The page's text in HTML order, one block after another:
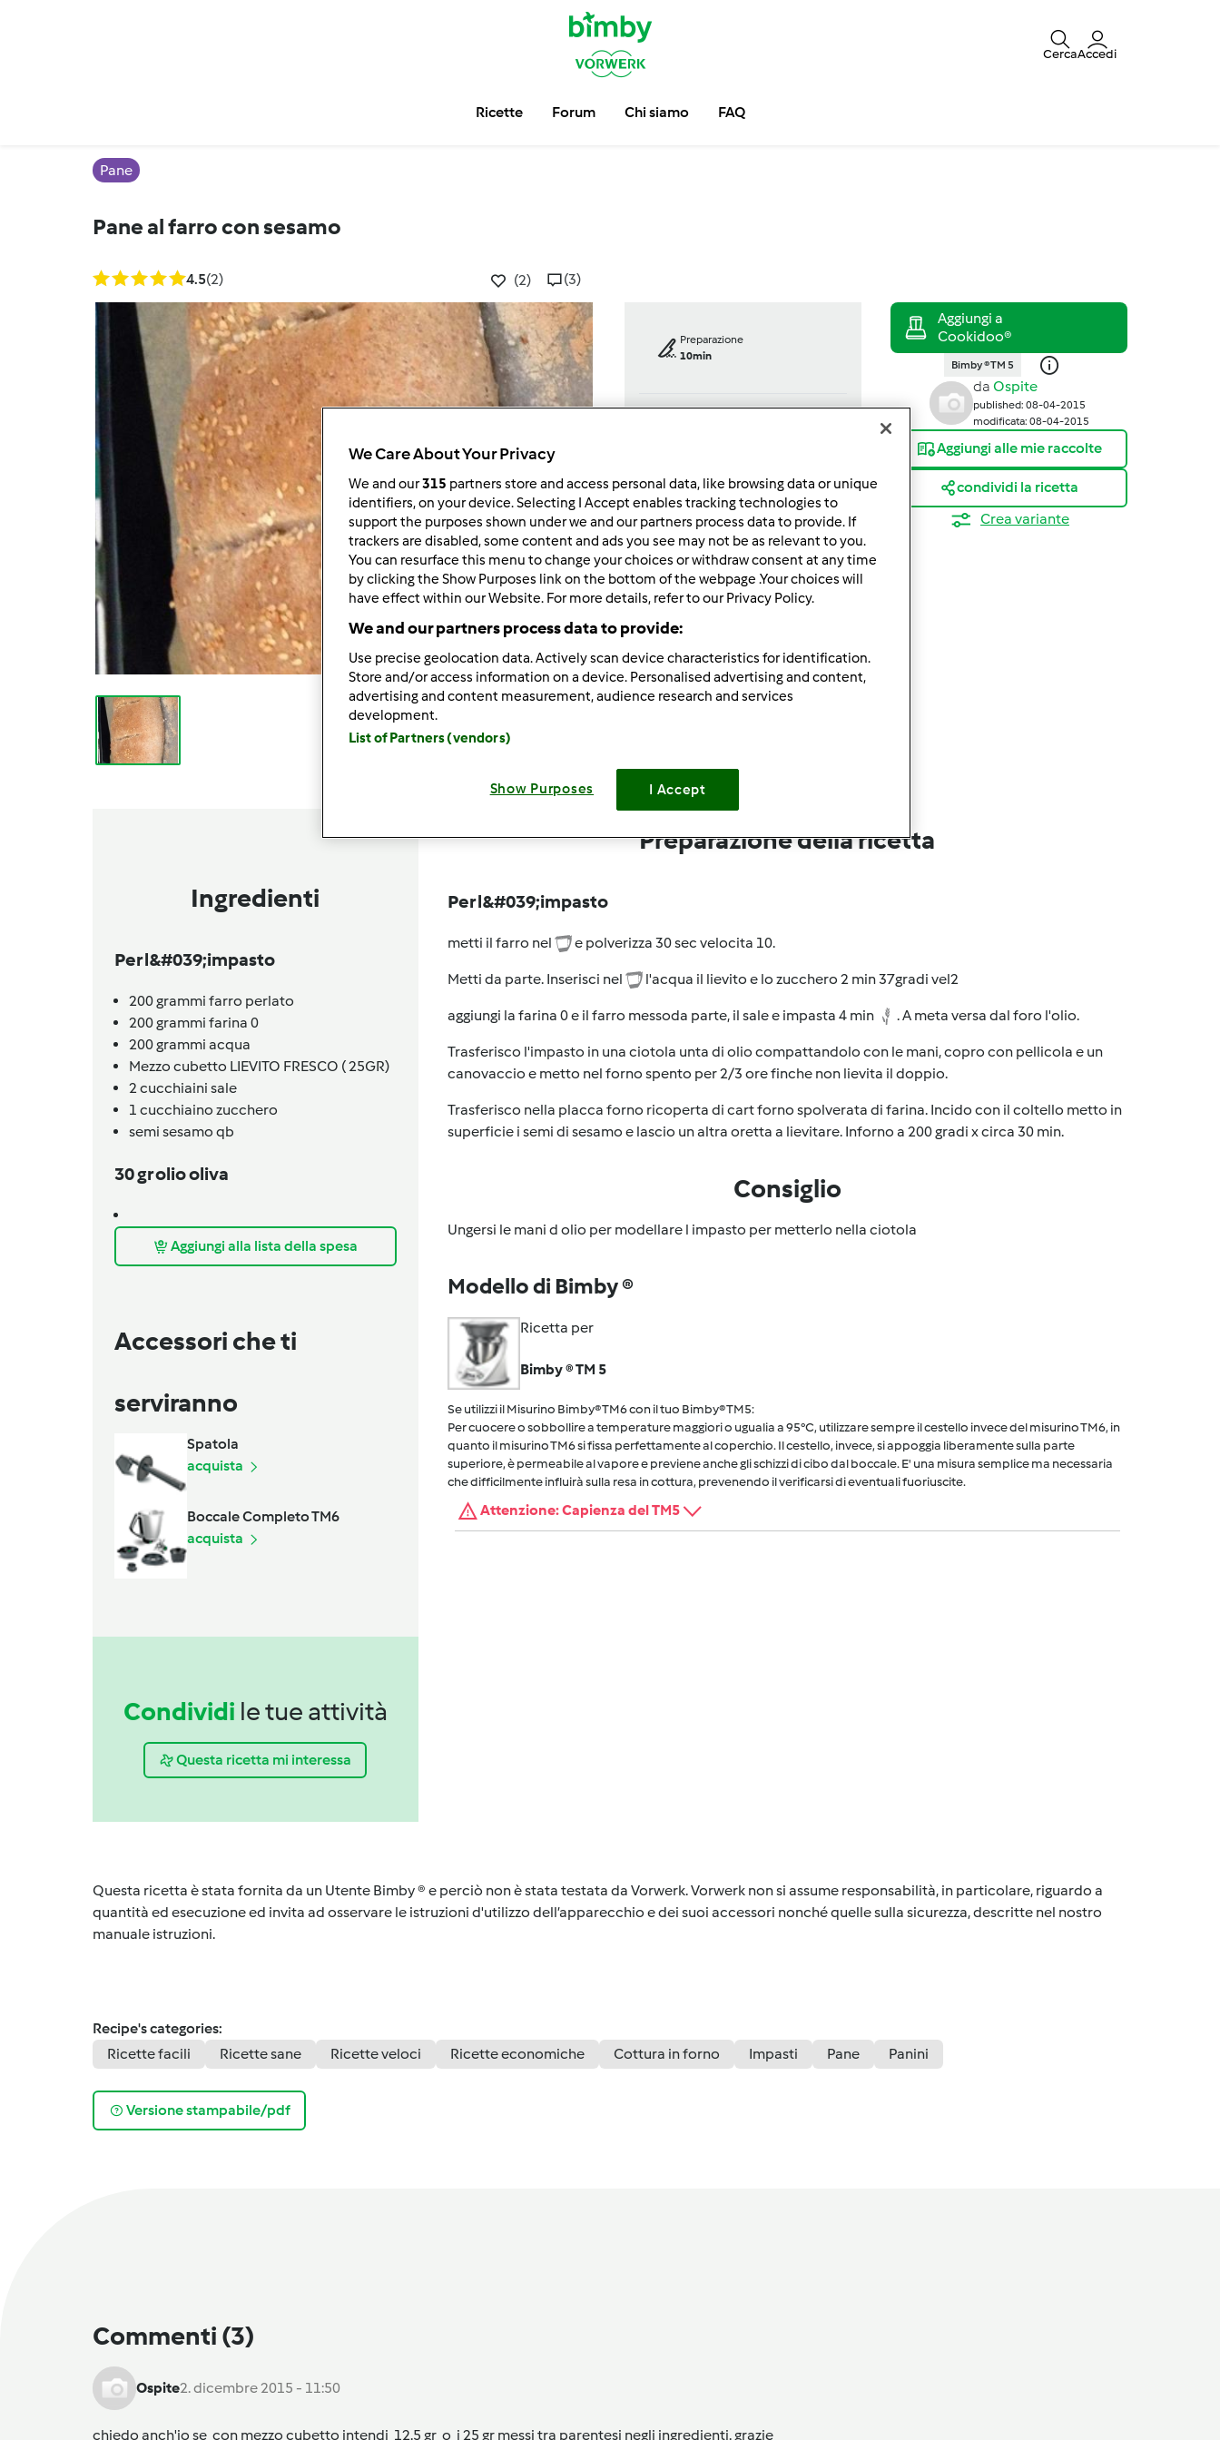
CercaAccedi
Ricette Forum Chi siamo FAQ
Pane
Pane al farro con sesamo
4.5(2) (2) (3)
Preparazione
10min
porzione/porzioni
1porzione/porzioni
facile
Bimby ® TM 5
da Ospite
published: 08-04-2015
modificata: 08-04-2015
Aggiungi alle mie raccolte
condividi la ricetta
Crea variante
Ingredienti
Per l&#039;impasto
200grammi farro perlato
200grammi farina 0
200grammi acqua
Mezzo cubetto LIEVITO FRESCO ( 25GR)
2cucchiaini sale
1 cucchiaino zucchero
semi sesamo qb
30 gr olio oliva
Aggiungi alla lista della spesa
Accessori che ti
serviranno
Spatola
acquista
Boccale Completo TM6
acquista
Condividi le tue attività
Questa ricetta mi interessa
Preparazione della ricetta
Per l&#039;impasto
metti il farro nel e polverizza 30 sec velocita 10.
Metti da parte. Inserisci nel l'acqua il lievito e lo zucchero 2 min 37gradi vel2
aggiungi la farina 0 e il farro messoda parte, il sale e impasta 4 min . A meta versa dal foro l'olio.
Trasferisco l'impasto in una ciotola unta di olio compattandolo con le mani, copro con pellicola e un
canovaccio e metto nel forno spento per 2/3 ore finche non lievita il doppio.
Trasferisco nella placca forno ricoperta di cart forno spolverata di farina. Incido con il coltello metto in
superficie i semi di sesamo e lascio un altra oretta a lievitare. Inforno a 200 gradi x circa 30 min.
Consiglio
Ungersi le mani d olio per modellare l impasto per metterlo nella ciotola
Modello di Bimby ®
Ricetta per
Bimby ® TM 5
Se utilizzi il Misurino Bimby® TM6 con il tuo Bimby® TM5:
Per cuocere o sobbollire a temperature maggiori o ugualia a 95°C, utilizzare sempre il cestello invece del misurino TM6, in
quanto il misurino TM6 si fissa perfettamente al coperchio. Il cestello, invece, si appoggia liberamente sulla parte
superiore, è permeabile al vapore e previene anche gli schizzi di cibo dal boccale. E' una misura semplice ma necessaria
che difficilmente influirà sulla resa in cottura, prevenendo il verificarsi di eventuali fuoriuscite.
Attenzione: Capienza del TM5
Questa ricetta è stata fornita da un Utente Bimby ® e perciò non è stata testata da Vorwerk. Vorwerk non si assume responsabilità, in particolare, riguardo a
quantità ed esecuzione ed invita ad osservare le istruzioni d'utilizzo dell’apparecchio e dei suoi accessori nonché quelle sulla sicurezza, descritte nel nostro
manuale istruzioni.
Recipe's categories:
Ricette facili
Ricette sane Ricette veloci Ricette economiche Cottura in forno Impasti Pane Panini
Versione stampabile/pdf
Commenti (3)
Ospite2. dicembre 2015 - 11:50
chiedo anch'io se con mezzo cubetto intendi 12.5 gr o i 25 gr messi tra parentesi negli ingredienti. grazie
We Care About Your Privacy
We and our315 partners store and access personal data, like browsing data or unique
identifiers, on your device. Selecting I Accept enables tracking technologies to
support the purposes shown under we and our partners process data to provide. If
trackers are disabled, some content and ads you see may not be as relevant to you.
You can resurface this menu to change your choices or withdraw consent at any time
by clicking the Show Purposes link on the bottom of the webpage .Your choices will
have effect within our Website. For more details, refer to our Privacy Policy.
We and our partners process data to provide:
Use precise geolocation data. Actively scan device characteristics for identification.
Store and/or access information on a device. Personalised advertising and content,
advertising and content measurement, audience research and services
development.
List of Partners (vendors)
Show Purposes I Accept